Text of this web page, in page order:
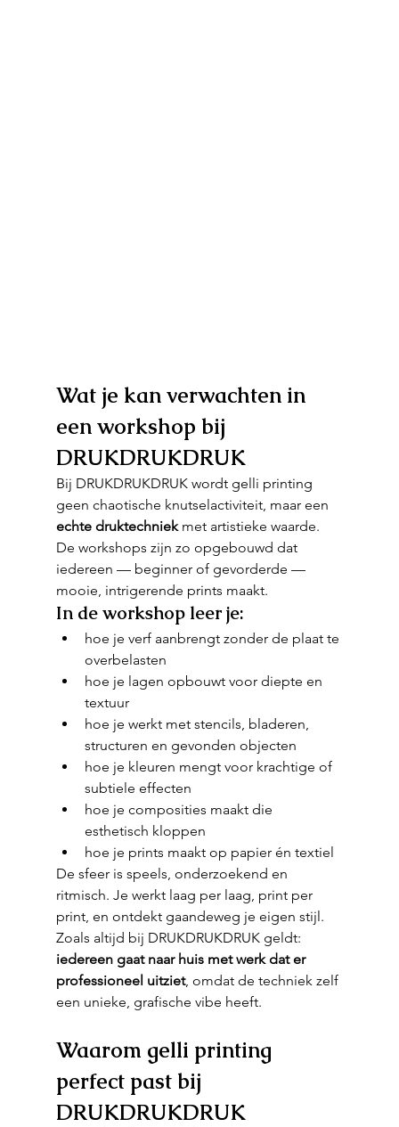
Wat je kan verwachten in
een workshop bij
DRUKDRUKDRUK
Bij DRUKDRUKDRUK wordt gelli printing
geen chaotische knutselactiviteit, maar een
echte druktechniek met artistieke waarde.
De workshops zijn zo opgebouwd dat
iedereen — beginner of gevorderde —
mooie, intrigerende prints maakt.
In de workshop leer je:
hoe je verf aanbrengt zonder de plaat te
overbelasten
hoe je lagen opbouwt voor diepte en
textuur
hoe je werkt met stencils, bladeren,
structuren en gevonden objecten
hoe je kleuren mengt voor krachtige of
subtiele effecten
hoe je composities maakt die
esthetisch kloppen
hoe je prints maakt op papier én textiel
De sfeer is speels, onderzoekend en
ritmisch. Je werkt laag per laag, print per
print, en ontdekt gaandeweg je eigen stijl.
Zoals altijd bij DRUKDRUKDRUK geldt:
iedereen gaat naar huis met werk dat er
professioneel uitziet, omdat de techniek zelf
een unieke, grafische vibe heeft.
Waarom gelli printing
perfect past bij
DRUKDRUKDRUK